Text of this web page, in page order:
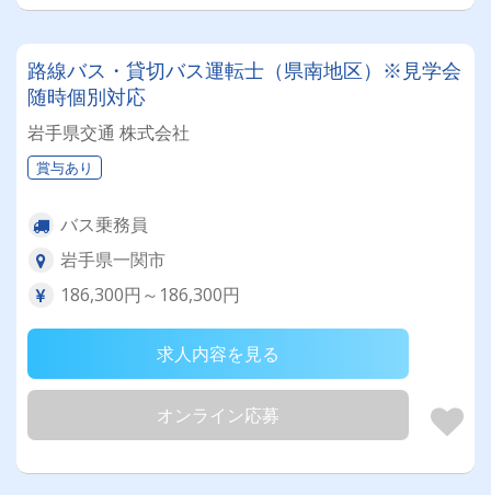
路線バス・貸切バス運転士（県南地区）※見学会
随時個別対応
岩手県交通 株式会社
賞与あり
バス乗務員
岩手県一関市
186,300円～186,300円
求人内容を見る
オンライン応募